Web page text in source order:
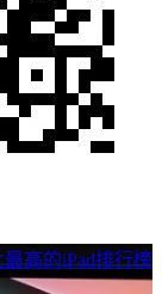
高的iPad排行榜